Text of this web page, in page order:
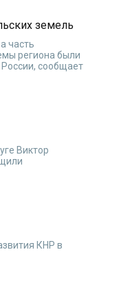
земель
часть
региона были
сообщает
Виктор
КНР в